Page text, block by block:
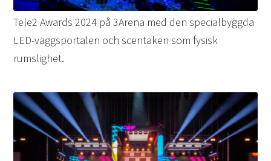
Tele2 Awards 2024 på 3Arena med den specialbyggda
LED-väggsportalen och scentaken som fysisk
rumslighet.